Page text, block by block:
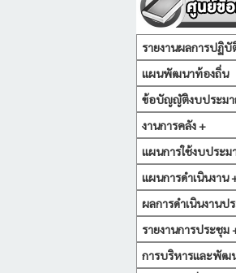
รายงานผลการปฏิ
แผนพัฒนาท้องถิ่น
ข้อบัญญัติงบประม
งานการคลัง +
แผนการใช้งบประม
แผนการดำเนินงาน
ผลการดำเนินงานป
รายงานการประชุม
การบริหารและพัฒ